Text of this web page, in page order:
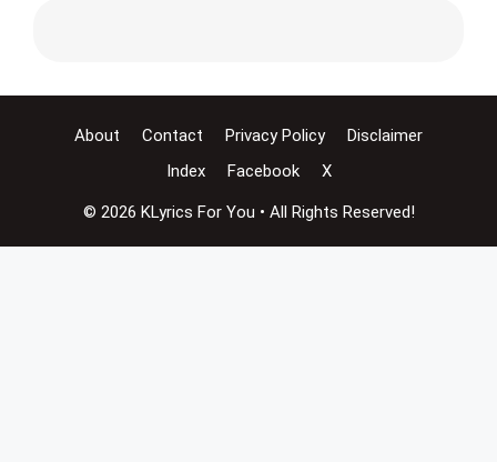
About Contact Privacy Policy
Disclaimer
Index
Facebook X
© 2026 KLyrics For You • All Rights Reserved!